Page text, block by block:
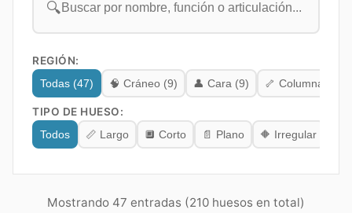
🔍
REGIÓN:
Todas (47) 🧠 Cráneo (9) 👤 Cara (9) 🦴 Columna
TIPO DE HUESO:
Todos 📏 Largo 🔲 Corto 📄 Plano 🔶 Irregular
Mostrando 47 entradas (210 huesos en total)